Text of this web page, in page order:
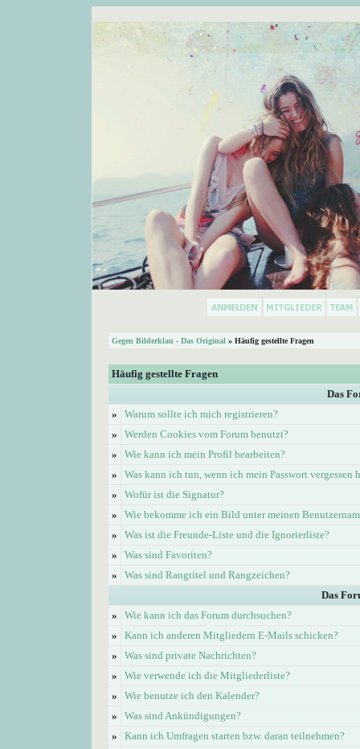
Gegen Bilderklau - Das Original » Häufig gestellte Fragen
Häufig gestellte Fragen
Das
»
Warum sollte ich mich registrieren?
»
Werden Cookies vom Forum benutzt?
»
Wie kann ich mein Profil bearbeiten?
»
Was kann ich tun, wenn ich mein Passwort vergessen
»
Wofür ist die Signatur?
»
Wie bekomme ich ein Bild unter meinen
»
Was ist die Freunde-Liste und die Ignorierliste?
»
Was sind Favoriten?
»
Was sind Rangtitel und Rangzeichen?
Das
»
Wie kann ich das Forum durchsuchen?
»
Kann ich anderen Mitgliedern E-Mails schicken?
»
Was sind private Nachrichten?
»
Wie verwende ich die Mitgliederliste?
»
Wie benutze ich den Kalender?
»
Was sind Ankündigungen?
»
Kann ich Umfragen starten bzw. daran teilnehmen?